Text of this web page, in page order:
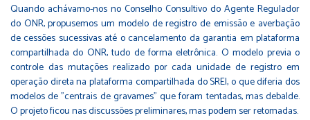
Quando achávamo-nos no Conselho Consultivo do Agente Regulador
do ONR, propusemos um modelo de registro de emissão e averbação
de cessões sucessivas até o cancelamento da garantia em plataforma
compartilhada do ONR, tudo de forma eletrônica. O modelo previa o
controle das mutações realizado por cada unidade de registro em
operação direta na plataforma compartilhada do SREI, o que diferia dos
modelos de "centrais de gravames" que foram tentadas, mas debalde.
O projeto ficou nas discussões preliminares, mas podem ser retomadas.